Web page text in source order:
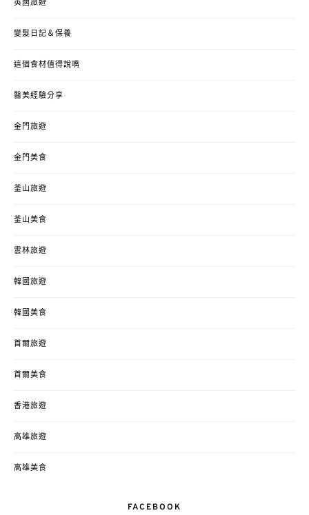
英國旅遊
變髮日記＆保養
這個食材值得說嘴
醫美經驗分享
金門旅遊
金門美食
釜山旅遊
釜山美食
雲林旅遊
韓國旅遊
韓國美食
首爾旅遊
首爾美食
香港旅遊
高雄旅遊
高雄美食
FACEBOOK